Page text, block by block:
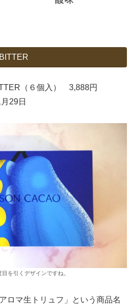
（６個入） 3,888円
29日
を引くデザインですね。
ロマ生トリュフ」という商品名